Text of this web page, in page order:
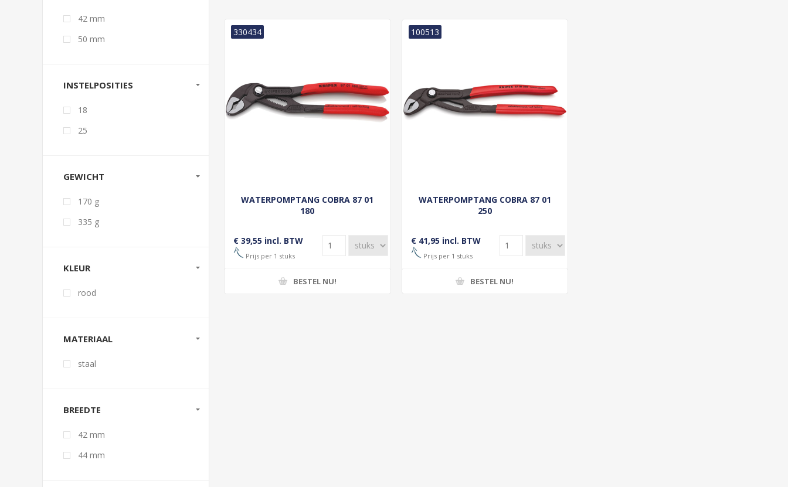
WATERPOMPTANG COBRA 87 01
180
330434
€ 39,55 incl. BTW
Prijs per 1 stuks
BESTEL NU!
WATERPOMPTANG COBRA 87 01
250
100513
€ 41,95 incl. BTW
Prijs per 1 stuks
BESTEL NU!
42 mm
50 mm
INSTELPOSITIES
18
25
GEWICHT
170 g
335 g
KLEUR
rood
MATERIAAL
staal
BREEDTE
42 mm
44 mm